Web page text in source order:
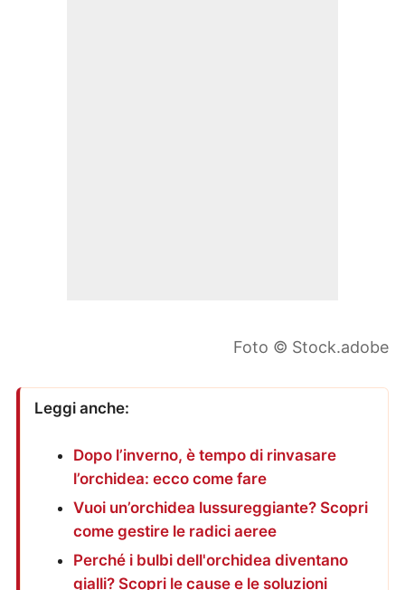
Foto © Stock.adobe
Leggi anche:
Dopo l’inverno, è tempo di rinvasare
l’orchidea: ecco come fare
Vuoi un’orchidea lussureggiante? Scopri
come gestire le radici aeree
Perché i bulbi dell'orchidea diventano
gialli? Scopri le cause e le soluzioni